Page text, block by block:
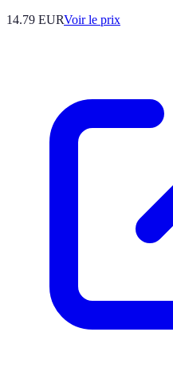
14.79 EURVoir le prix